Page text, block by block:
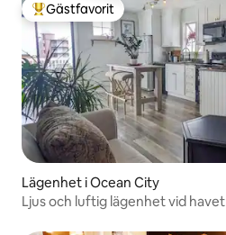
Populär gästfavorit
Gästfavorit
Lägenhet i Ocean City
Ljus och luftig lägenhet vid havet